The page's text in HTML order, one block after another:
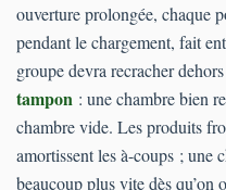
ouverture prolongée, chaque
pendant le chargement, fait
groupe devra recracher
tampon : une chambre bien
chambre vide. Les produits
amortissent les à-coups ; une
beaucoup plus vite dès qu’on